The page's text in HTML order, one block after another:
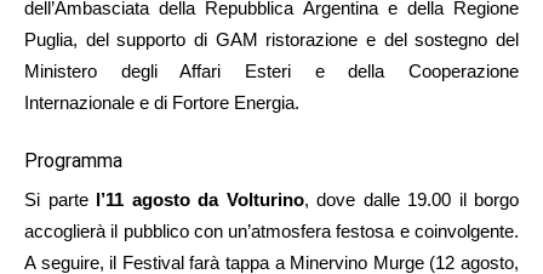
dell’Ambasciata della Repubblica Argentina e della Regione
Puglia, del supporto di GAM ristorazione e del sostegno del
Ministero degli Affari Esteri e della Cooperazione
Internazionale e di Fortore Energia.
Programma
Si parte l’11 agosto da Volturino, dove dalle 19.00 il borgo
accoglierà il pubblico con un’atmosfera festosa e coinvolgente.
A seguire, il Festival farà tappa a Minervino Murge (12 agosto,